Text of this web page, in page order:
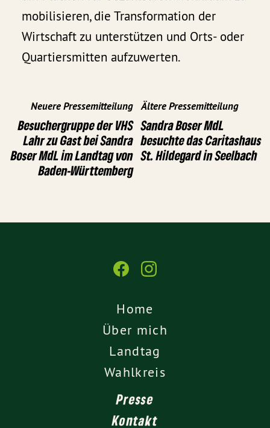
mobilisieren, die Transformation der
Wirtschaft zu unterstützen und Orts- oder
Quartiersmitten aufzuwerten.
Neuere Pressemitteilung
Besuchergruppe der VHS
Lahr zu Gast bei Sandra
Boser MdL im Landtag von
Baden-Württemberg
Ältere Pressemitteilung
Sandra Boser MdL
besuchte das Caritashaus
St. Hildegard in Seelbach
Home
Über mich
Landtag
Wahlkreis
Presse
Kontakt